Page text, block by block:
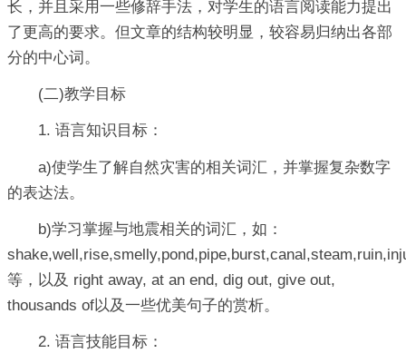
长，并且采用一些修辞手法，对学生的语言阅读能力提出
了更高的要求。但文章的结构较明显，较容易归纳出各部
分的中心词。
(二)教学目标
1. 语言知识目标：
a)使学生了解自然灾害的相关词汇，并掌握复杂数字
的表达法。
b)学习掌握与地震相关的词汇，如：
等，以及 right away, at an end, dig out, give out,
thousands of以及一些优美句子的赏析。
2. 语言技能目标：